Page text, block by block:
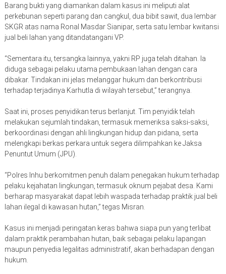
Barang bukti yang diamankan dalam kasus ini meliputi alat
perkebunan seperti parang dan cangkul, dua bibit sawit, dua lembar
SKGR atas nama Ronal Masdar Sianipar, serta satu lembar kwitansi
jual beli lahan yang ditandatangani VP.
“Sementara itu, tersangka lainnya, yakni RP juga telah ditahan. Ia
diduga sebagai pelaku utama pembukaan lahan dengan cara
dibakar. Tindakan ini jelas melanggar hukum dan berkontribusi
terhadap terjadinya Karhutla di wilayah tersebut,” terangnya.
Saat ini, proses penyidikan terus berlanjut. Tim penyidik telah
melakukan sejumlah tindakan, termasuk memeriksa saksi-saksi,
berkoordinasi dengan ahli lingkungan hidup dan pidana, serta
melengkapi berkas perkara untuk segera dilimpahkan ke Jaksa
Penuntut Umum (JPU).
“Polres Inhu berkomitmen penuh dalam penegakan hukum terhadap
pelaku kejahatan lingkungan, termasuk oknum pejabat desa. Kami
berharap masyarakat dapat lebih waspada terhadap praktik jual beli
lahan ilegal di kawasan hutan,” tegas Misran.
Kasus ini menjadi peringatan keras bahwa siapa pun yang terlibat
dalam praktik perambahan hutan, baik sebagai pelaku lapangan
maupun penyedia legalitas administratif, akan berhadapan dengan
hukum.